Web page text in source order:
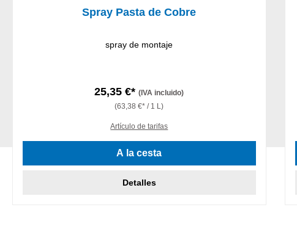
Spray Pasta de Cobre
spray de montaje
25,35 €*(IVA incluido)
(63,38 €* / 1 L)
Artículo de tarifas
A la cesta
Detalles